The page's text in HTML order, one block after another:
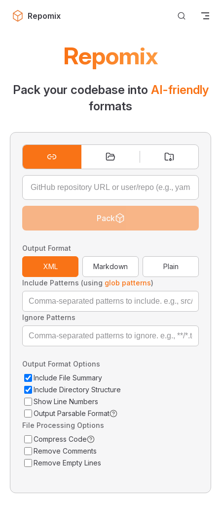
Skip to content
Repomix
Repomix
Pack your codebase into AI-friendly
formats
Pack
Output Format
XML Markdown
Plain
Include Patterns (using glob patterns)
Ignore Patterns
Output Format Options
Include File Summary
Include Directory Structure
Show Line Numbers
Output Parsable Format
File Processing Options
Compress Code
Remove Comments
Remove Empty Lines